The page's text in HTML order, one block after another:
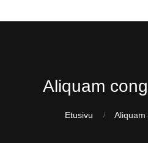
Aliquam
Etusivu